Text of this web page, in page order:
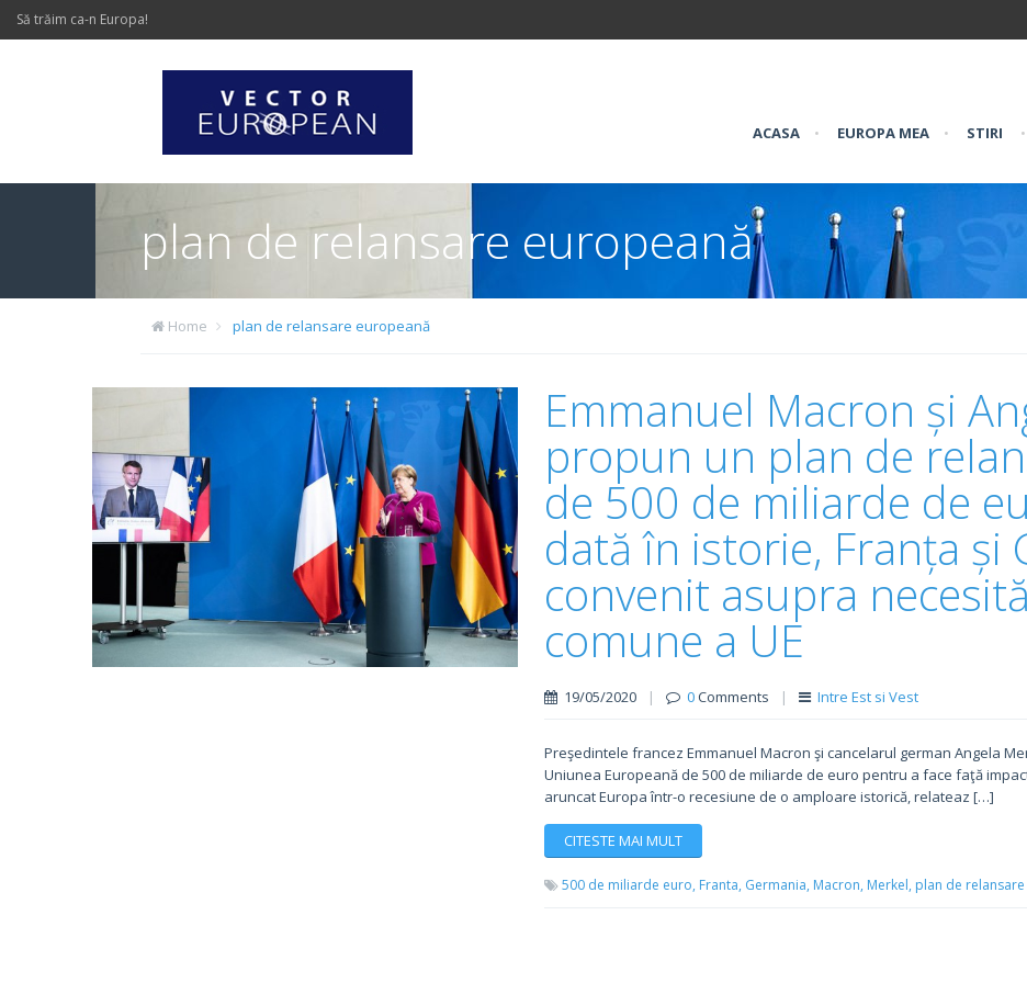
Să trăim ca-n Europa!
ACASA • EUROPA MEA • STIRI •
plan de relansare europeană
Home plan de relansare europeană
Emmanuel Macron și
propun un plan de
de 500 de miliarde de
dată în istorie, Franța și
convenit asupra
comune a UE
19/05/2020 | 0Comments | Intre Est si Vest
Preşedintele francez Emmanuel Macron şi cancelarul german Angela
Uniunea Europeană de 500 de miliarde de euro pentru a face faţă
aruncat Europa într-o recesiune de o amploare istorică, relateaz […]
CITESTE MAI MULT
500 de miliarde euro, Franta, Germania, Macron, Merkel, plan de